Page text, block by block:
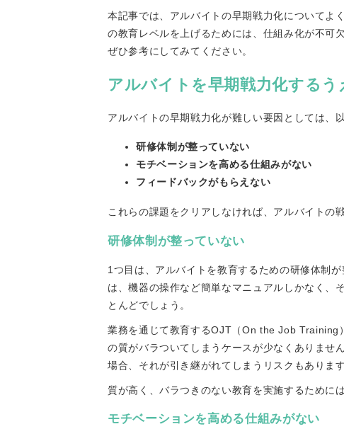
本記事では、アルバイトの早期戦力化についてよ
の教育レベルを上げるためには、仕組み化が不可
ぜひ参考にしてみてください。
アルバイトを早期戦力化する
アルバイトの早期戦力化が難しい要因としては、
研修体制が整っていない
モチベーションを高める仕組みがない
フィードバックがもらえない
これらの課題をクリアしなければ、アルバイトの
研修体制が整っていない
1つ目は、アルバイトを教育するための研修体制
は、機器の操作など簡単なマニュアルしかなく、
とんどでしょう。
業務を通じて教育するOJT（On the Job Training
の質がバラついてしまうケースが少なくありませ
場合、それが引き継がれてしまうリスクもあります
質が高く、バラつきのない教育を実施するために
モチベーションを高める仕組みがない